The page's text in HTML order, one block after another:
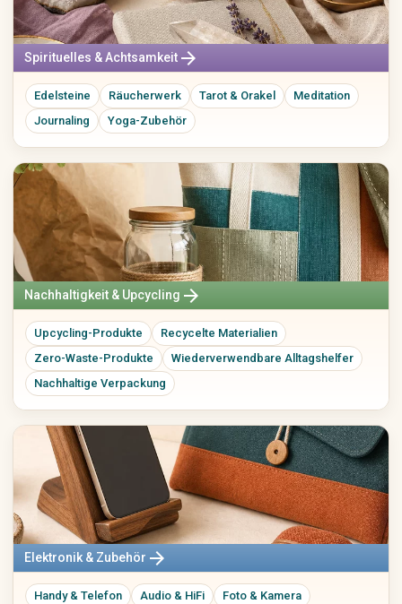
Spirituelles & Achtsamkeit arrow_forward
Edelsteine Räucherwerk Tarot & Orakel
Meditation
Journaling
Yoga-Zubehör
Nachhaltigkeit & Upcycling arrow_forward
Upcycling-Produkte
Recycelte Materialien
Zero-Waste-Produkte
Wiederverwendbare Alltagshelfer
Nachhaltige Verpackung
Elektronik & Zubehör arrow_forward
Handy & Telefon Audio & HiFi
Foto & Kamera